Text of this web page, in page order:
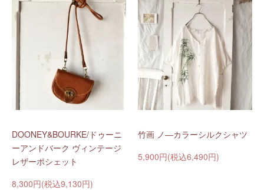
DOONEY&BOURKE/ドゥーニ
ーアンドバーク ヴィンテージ
レザーポシェット
8,300円(税込9,130円)
竹画 ノ―カラーシルクシャツ
5,900円(税込6,490円)